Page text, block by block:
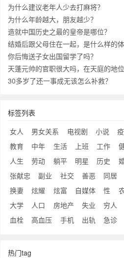
为什么建议老年人少去打麻将？
为什么年龄越大，朋友越少？
造就中国历史之最的皇帝是哪位？
结婚后跟父母住在一起，是什么样的体
你后悔送子女出国留学了吗？
天蓬元帅的官职很大吗，在天庭的地
30多岁了还一事成无该怎么补救？
标签列表
女人
男女关系 电视剧 小说
教育
中年 生活 上班 工作
人生
劳动 躺平 明星 历史
张献忠
副业 社交 善恶 同居
换妻
炫耀 炫富 自媒体 性
大学
人口 房地产 失业 穷人
血栓
高血压 手机 出轨 急诊
热门tag